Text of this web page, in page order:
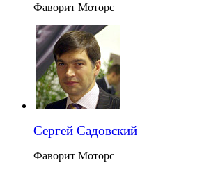
Фаворит Моторс
Сергей Садовский
Фаворит Моторс